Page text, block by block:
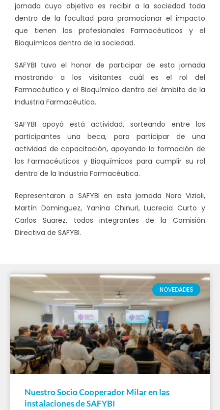
jornada cuyo objetivo es recibir a la sociedad toda
dentro de la facultad para promocionar el impacto
que tienen los profesionales Farmacéuticos y el
Bioquímicos dentro de la sociedad.
SAFYBI tuvo el honor de participar de esta jornada
mostrando a los visitantes cuál es el rol del
Farmacéutico y el Bioquímico dentro del ámbito de la
Industria Farmacéutica.
SAFYBI apoyó está actividad, sorteando entre los
participantes una beca, para participar de una
actividad de capacitación, apoyando la formación de
los Farmacéuticos y Bioquímicos para cumplir su rol
dentro de la Industria Farmacéutica.
Representaron a SAFYBI en esta jornada Nora Vizioli,
Martín Dominguez, Yanina Chinuri, Lucrecia Curto y
Carlos Suarez, todos integrantes de la Comisión
Directiva de SAFYBI.
NOVEDADES
Nuestro Socio Cooperador Milar en las
instalaciones de SAFYBI